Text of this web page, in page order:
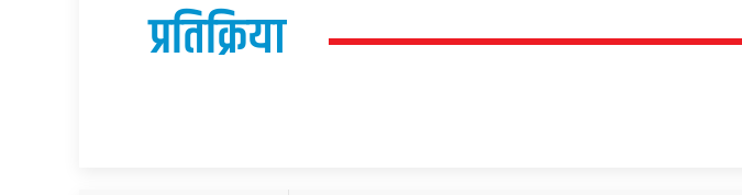
प्रतिक्रिया